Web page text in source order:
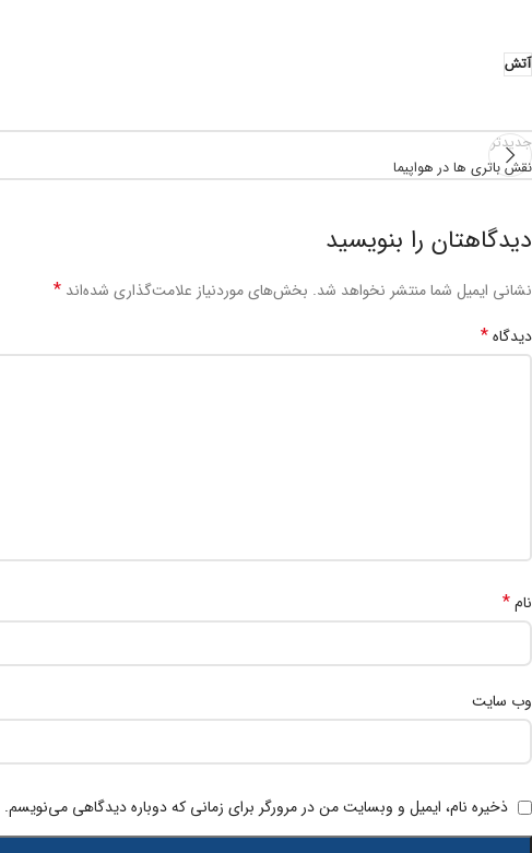
آتش
جدیدتر
نقش باتری ها در هواپیما
دیدگاهتان را بنویسید
نشانی ایمیل شما منتشر نخواهد شد. بخش‌های موردنیاز علامت‌گذاری شده‌اند *
دیدگاه*
نام*
وب‌ سایت
ذخیره نام، ایمیل و وبسایت من در مرورگر برای زمانی که دوباره دیدگاهی می‌نویسم.